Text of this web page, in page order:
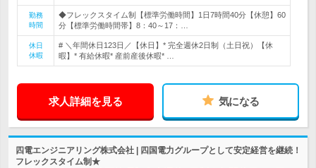
勤務
時間
◆フレックスタイム制【標準労働時間】1日7時間40分【休憩】60
分【標準労働時間帯】8：40～17：…
休日
休暇
# ＼年間休日123日／【休日】* 完全週休2日制（土日祝）【休
暇】* 有給休暇* 産前産後休暇* …
求人詳細を見る 気になる
四電エンジニアリング株式会社 | 四国電力グループとして安定経営を継続！
フレックスタイム制★